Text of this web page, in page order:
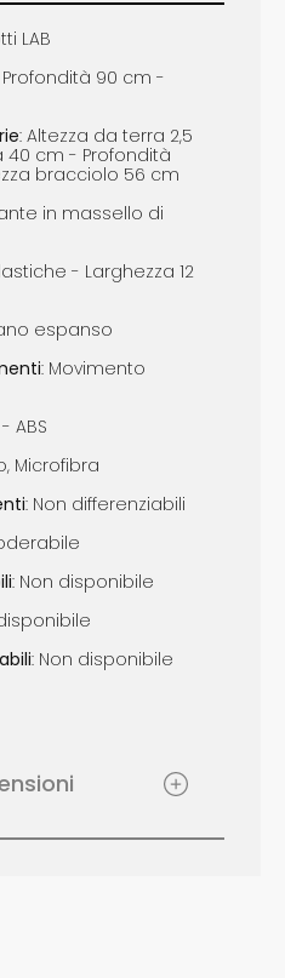
LAB
Profondità 90 cm -
: Altezza da terra 2,5
cm - Profondità
bracciolo 56 cm
in massello di
- Larghezza 12
espanso
: Movimento
ABS
Microfibra
: Non differenziabili
: Non disponibile
: Non disponibile